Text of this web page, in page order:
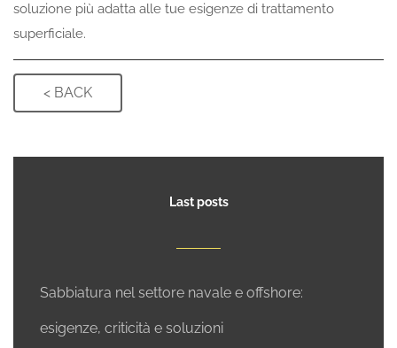
soluzione più adatta alle tue esigenze di trattamento
superficiale.
Last posts
Sabbiatura nel settore navale e offshore:
esigenze, criticità e soluzioni